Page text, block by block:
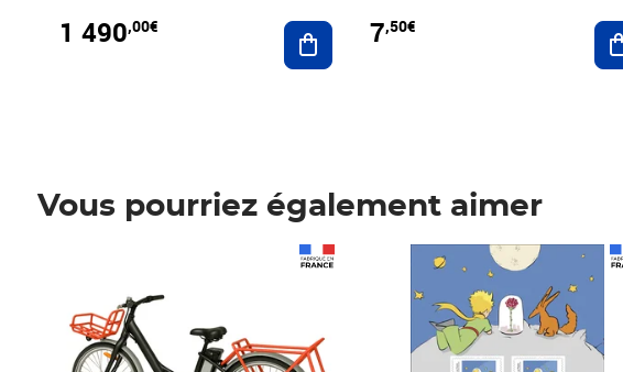
1 490,00€ Ajouter au panier
7,50€
Vous pourriez également aimer
Prix 7,50€